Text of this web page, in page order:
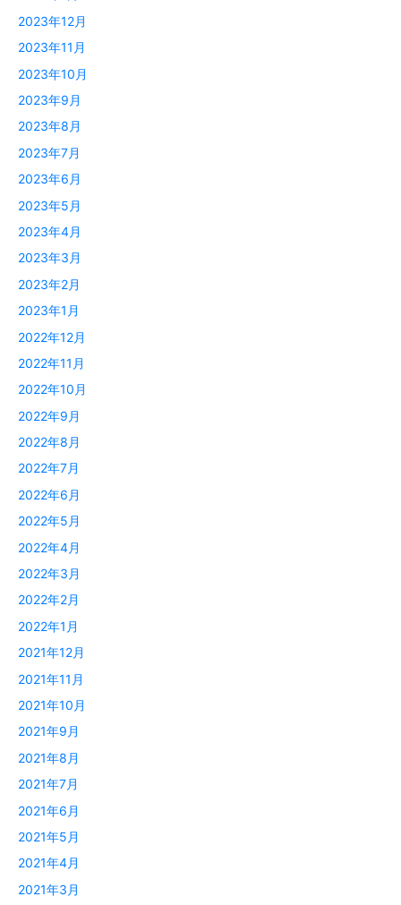
2023年12月
2023年11月
2023年10月
2023年9月
2023年8月
2023年7月
2023年6月
2023年5月
2023年4月
2023年3月
2023年2月
2023年1月
2022年12月
2022年11月
2022年10月
2022年9月
2022年8月
2022年7月
2022年6月
2022年5月
2022年4月
2022年3月
2022年2月
2022年1月
2021年12月
2021年11月
2021年10月
2021年9月
2021年8月
2021年7月
2021年6月
2021年5月
2021年4月
2021年3月